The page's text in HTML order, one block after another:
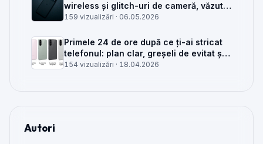
wireless și glitch-uri de cameră, văzut
din service
159 vizualizări · 06.05.2026
Primele 24 de ore după ce ți-ai stricat
telefonul: plan clar, greșeli de evitat și
când mai merită reparat
154 vizualizări · 18.04.2026
Autori